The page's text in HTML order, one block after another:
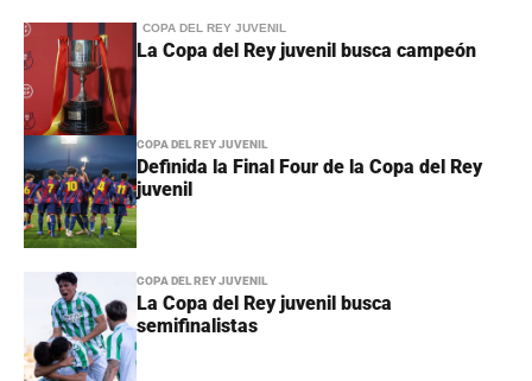
COPA DEL REY JUVENIL
La Copa del Rey juvenil busca campeón
COPA DEL REY JUVENIL
Definida la Final Four de la Copa del Rey
juvenil
COPA DEL REY JUVENIL
La Copa del Rey juvenil busca
semifinalistas